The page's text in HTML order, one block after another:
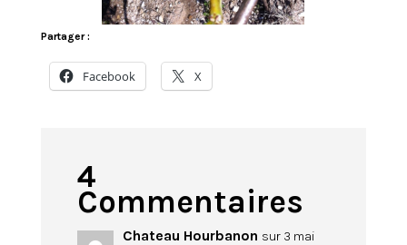
Partager :
Facebook X
4
Commentaires
Chateau Hourbanon sur 3 mai